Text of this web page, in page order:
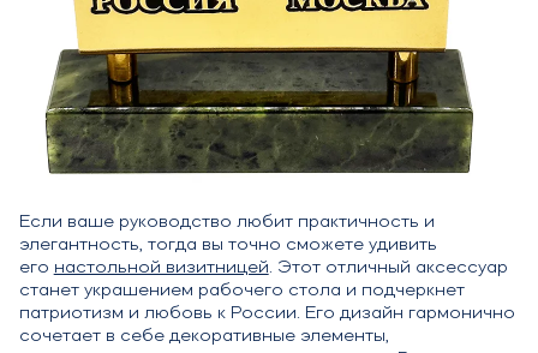
Если ваше руководство любит практичность и
элегантность, тогда вы точно сможете удивить
его настольной визитницей. Этот отличный аксессуар
станет украшением рабочего стола и подчеркнет
патриотизм и любовь к России. Его дизайн гармонично
сочетает в себе декоративные элементы,